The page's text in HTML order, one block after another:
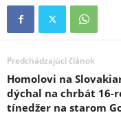
Predchádzajúci článok
Homolovi na
dýchal na chrbát 16-
tínedžer na starom